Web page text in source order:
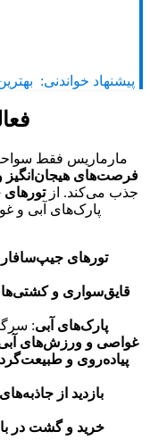
پیشنهاد خواندنی:
مارماریس فقط سواحل
فرصت‌های هیجان‌انگیز
جذب می‌کند. از
پارک‌های آبی و
تورهای
قایق‌سواری و
پارک‌های آبی:
غواصی و ورزش‌های
پیاده‌روی و
بازدید از
خرید و گشت در